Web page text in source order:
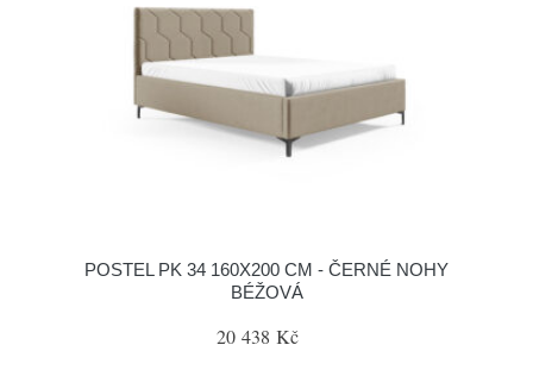
POSTEL PK 34 160X200 CM - ČERNÉ NOHY
BÉŽOVÁ
20 438 Kč